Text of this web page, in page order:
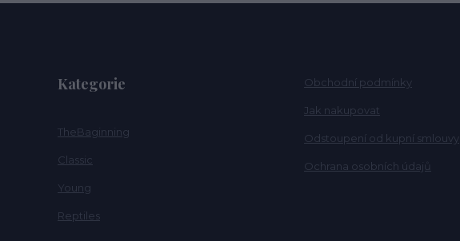
Kategorie
TheBaginning
Classic
Young
Reptiles
Obchodní podmínky
Jak nakupovat
Odstoupení od kupní smlouvy
Ochrana osobních údajů